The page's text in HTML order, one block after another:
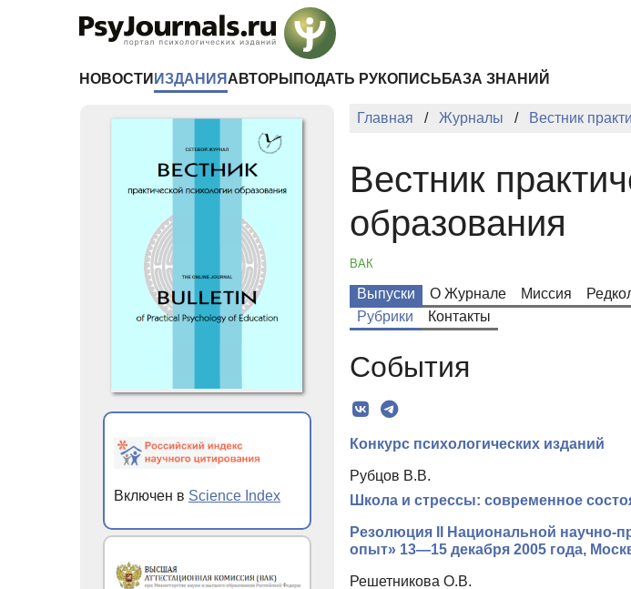
НОВОСТИ ИЗДАНИЯ АВТОРЫ ПОДАТЬ РУКОПИСЬ БАЗА ЗНАНИЙ
Главная Журналы Вестник
Вестник
образования
ВАК
Выпуски О Журнале Миссия
Рубрики
Контакты
События
Конкурс психологических изданий
Рубцов В.В.
Школа и стрессы: современное
Резолюция II Национальной научно-
опыт» 13—15 декабря 2005 года,
Решетникова О.В.
Включен в Science Index